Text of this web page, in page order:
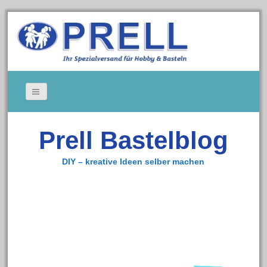
Gedeckte Tische
Kerzen
Prell Bastelblog
DIY – kreative Ideen selber machen